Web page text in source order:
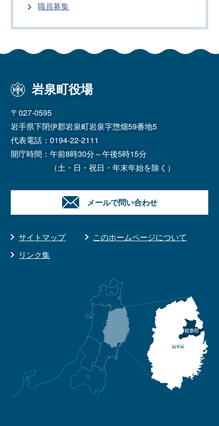
職員募集
岩泉町役場
〒027-0595
岩手県下閉伊郡岩泉町岩泉字惣畑59番地5
代表電話：0194-22-2111
開庁時間：午前8時30分～午後5時15分
（土・日・祝日・年末年始を除く）
メールで問い合わせ
サイトマップ
このホームページについて
リンク集